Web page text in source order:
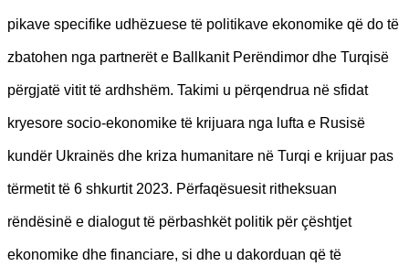
pikave specifike udhëzuese të politikave ekonomike që do të
zbatohen nga partnerët e Ballkanit Perëndimor dhe Turqisë
përgjatë vitit të ardhshëm. Takimi u përqendrua në sfidat
kryesore socio-ekonomike të krijuara nga lufta e Rusisë
kundër Ukrainës dhe kriza humanitare në Turqi e krijuar pas
tërmetit të 6 shkurtit 2023. Përfaqësuesit ritheksuan
rëndësinë e dialogut të përbashkët politik për çështjet
ekonomike dhe financiare, si dhe u dakorduan që të